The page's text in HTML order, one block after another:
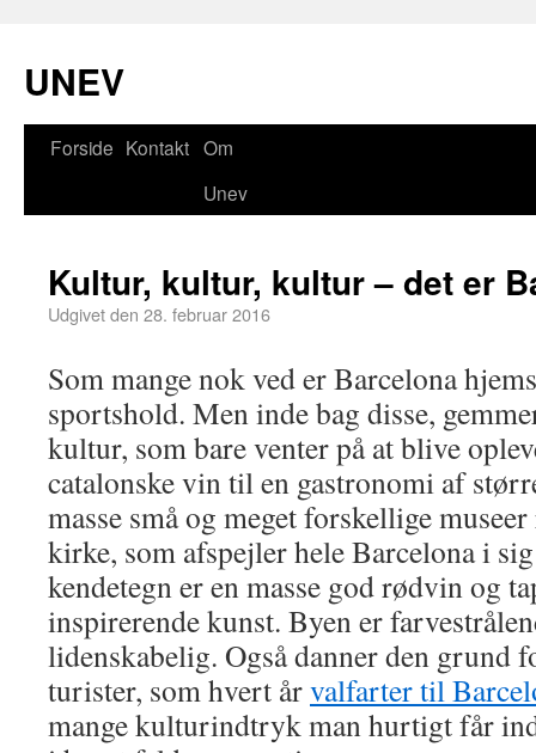
UNEV
Forside Kontakt Om
Unev
Kultur, kultur, kultur – det er
Udgivet den 28. februar 2016
Som mange nok ved er Barcelona
sportshold. Men inde bag disse,
kultur, som bare venter på at blive
catalonske vin til en gastronomi af
masse små og meget forskellige
kirke, som afspejler hele Barcelona i
kendetegn er en masse god rødvin og
inspirerende kunst. Byen er
lidenskabelig. Også danner den grund
turister, som hvert årvalfarter til
mange kulturindtryk man hurtigt får